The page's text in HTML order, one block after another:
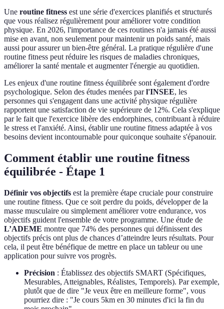
Une routine fitness est une série d'exercices planifiés et structurés
que vous réalisez régulièrement pour améliorer votre condition
physique. En 2026, l'importance de ces routines n'a jamais été aussi
mise en avant, non seulement pour maintenir un poids santé, mais
aussi pour assurer un bien-être général. La pratique régulière d'une
routine fitness peut réduire les risques de maladies chroniques,
améliorer la santé mentale et augmenter l'énergie au quotidien.
Les enjeux d'une routine fitness équilibrée sont également d'ordre
psychologique. Selon des études menées parl'INSEE, les
personnes qui s'engagent dans une activité physique régulière
rapportent une satisfaction de vie supérieure de 12%. Cela s'explique
par le fait que l'exercice libère des endorphines, contribuant à réduire
le stress et l'anxiété. Ainsi, établir une routine fitness adaptée à vos
besoins devient incontournable pour quiconque souhaite s'épanouir.
Comment établir une routine fitness
équilibrée - Étape 1
Définir vos objectifs est la première étape cruciale pour construire
une routine fitness. Que ce soit perdre du poids, développer de la
masse musculaire ou simplement améliorer votre endurance, vos
objectifs guident l'ensemble de votre programme. Une étude de
L’ADEME montre que 74% des personnes qui définissent des
objectifs précis ont plus de chances d’atteindre leurs résultats. Pour
cela, il peut être bénéfique de mettre en place un tableur ou une
application pour suivre vos progrès.
Précision : Établissez des objectifs SMART (Spécifiques,
Mesurables, Atteignables, Réalistes, Temporels). Par exemple,
plutôt que de dire "Je veux être en meilleure forme", vous
pourriez dire : "Je cours 5km en 30 minutes d'ici la fin du